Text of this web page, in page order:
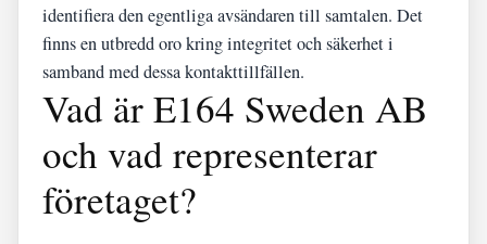
identifiera den egentliga avsändaren till samtalen. Det
finns en utbredd oro kring integritet och säkerhet i
samband med dessa kontakttillfällen.
Vad är E164 Sweden AB
och vad representerar
företaget?